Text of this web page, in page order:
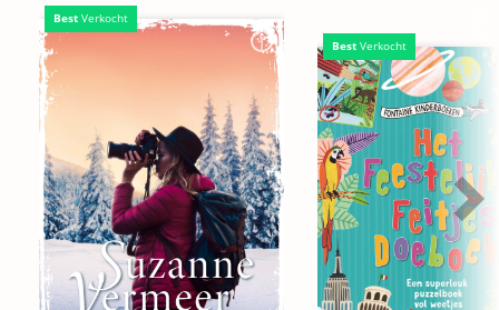
Best Verkocht
Best Verkocht